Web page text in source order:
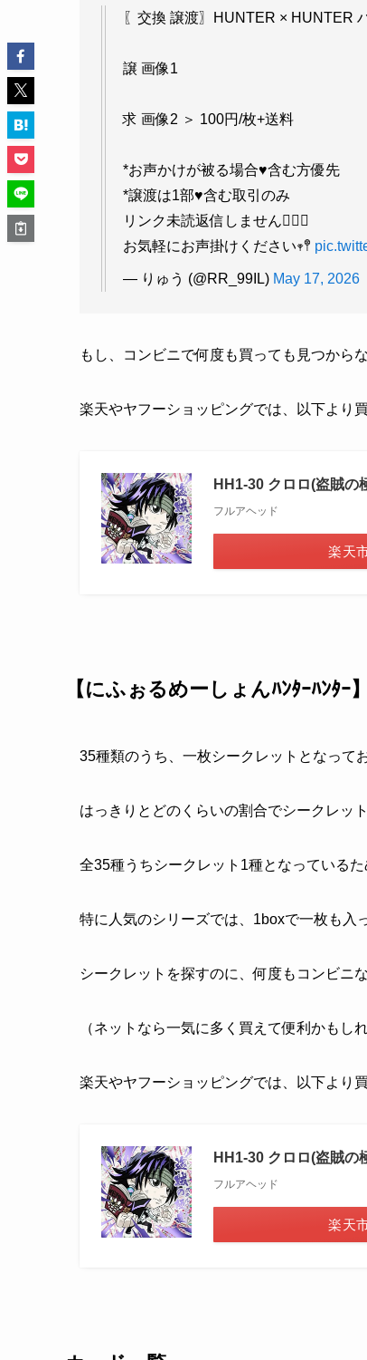
〖交換 譲渡〗HUNTER × HUNTER
譲 画像1
求 画像2 ＞ 100円/枚+送料
*お声かけが被る場合♥️含む方優先
*譲渡は1部♥️含む取引のみ
リンク未読返信しません🙅🏻‍♀️
お気軽にお声掛けください𖥧𖤣
— りゅう (@RR_99IL) May 17, 2026
もし、コンビニで何度も買っても見つから
楽天やヤフーショッピングでは、以下より買
HH1-30 クロロ(盗賊
フルアヘッド
楽天
【にふぉるめーしょんﾊﾝﾀｰﾊﾝﾀｰ
35種類のうち、一枚シークレットとなって
はっきりとどのくらいの割合でシークレッ
全35種うちシークレット1種となっている
特に人気のシリーズでは、1boxで一枚も入
シークレットを探すのに、何度もコンビニ
（ネットなら一気に多く買えて便利かもし
楽天やヤフーショッピングでは、以下より買
HH1-30 クロロ(盗賊
フルアヘッド
楽天